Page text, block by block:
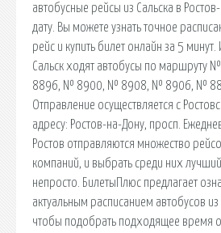
автобусные рейсы из Сальска в
дату. Вы можете узнать точное
рейс и купить билет онлайн за 5
Сальск ходят автобусы по
8896, № 8900, № 8908, № 8906, №
Отправление осуществляется с
адресу: Ростов-на-Дону, просп.
Ростов отправляются множество
компаний, и выбрать среди них
непросто. БилетыПлюс предлагает
актуальным расписанием автобусов из
чтобы подобрать подходящее время